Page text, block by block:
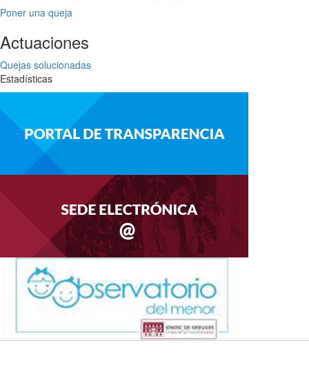
Poner una queja
Actuaciones
Quejas solucionadas
Estadísticas